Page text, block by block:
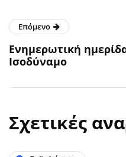
Επόμενο
Ενημερωτική
Ισοδύναμο
Σχετικές